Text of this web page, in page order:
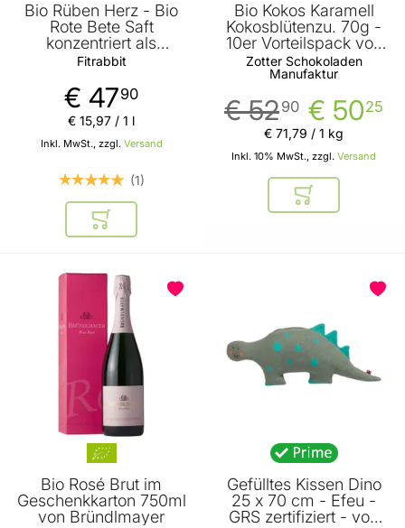
Bio Rüben Herz - Bio
Rote Bete Saft
konzentriert als
Monatspackung
Fitrabbit
€ 4790
Inkl. MwSt., zzgl. Versand
€ 15,97 / 1 l
1
In den Warenkorb
Bio Kokos Karamell
Kokosblütenzu. 70g -
10er Vorteilspack von
Zotter
Zotter Schokoladen
Manufaktur
€ 5025
€ 5290
Inkl. 10% MwSt., zzgl. Versand
€ 71,79 / 1 kg
In den
Bio Rosé Brut im
Geschenkkarton 750ml
von Bründlmayer
Gefülltes Kissen Dino
25 x 70 cm - Efeu -
GRS zertifiziert - von